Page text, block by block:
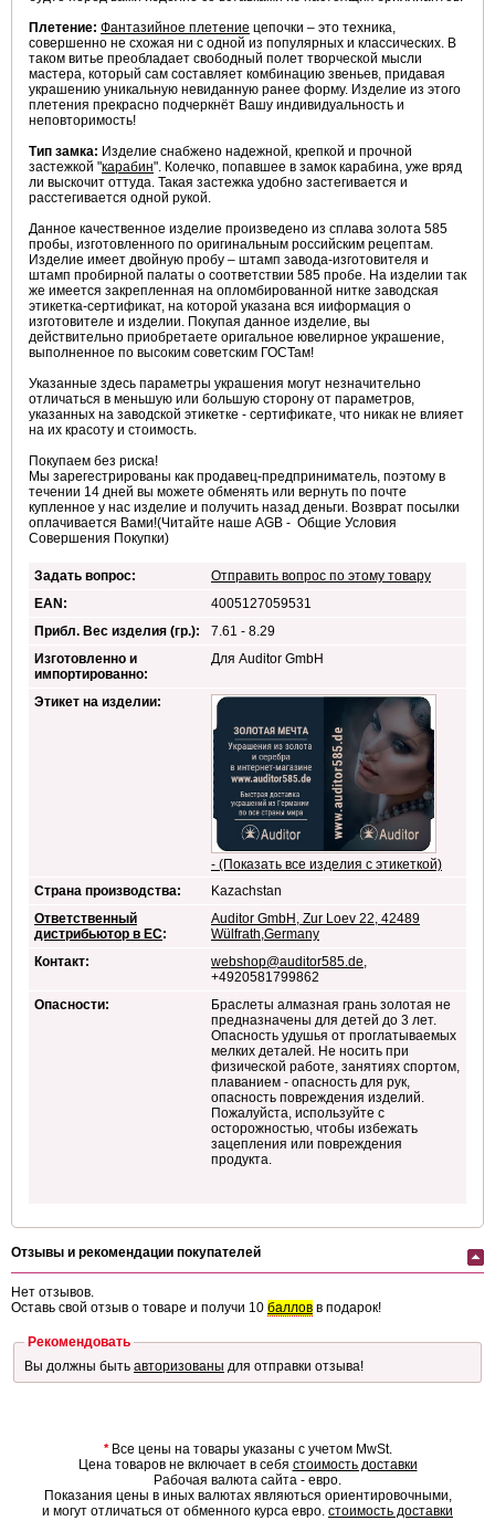
Плетение: Фантазийное плетение цепочки – это техника,
совершенно не схожая ни с одной из популярных и классических. В
таком витье преобладает свободный полет творческой мысли
мастера, который сам составляет комбинацию звеньев, придавая
украшению уникальную невиданную ранее форму. Изделие из этого
плетения прекрасно подчеркнёт Вашу индивидуальность и
неповторимость!
Тип замка: Изделие снабжено надежной, крепкой и прочной
застежкой "карабин". Колечко, попавшее в замок карабина, уже вряд
ли выскочит оттуда. Такая застежка удобно застегивается и
расстегивается одной рукой.
Данное качественное изделие произведено из сплава золота 585
пробы, изготовленного по оригинальным российским рецептам.
Изделие имеет двойную пробу – штамп завода-изготовителя и
штамп пробирной палаты о соответствии 585 пробе. На изделии так
же имеется закрепленная на опломбированной нитке заводская
этикетка-сертификат, на которой указана вся ииформация о
изготовителе и изделии. Покупая данное изделие, вы
действительно приобретаете оригальное ювелирное украшение,
выполненное по высоким советским ГОСТам!
Указанные здесь параметры украшения могут незначительно
отличаться в меньшую или большую сторону от параметров,
указанных на заводской этикетке - сертификате, что никак не влияет
на их красоту и стоимость.
Покупаем без риска!
Мы зарегестрированы как продавец-предприниматель, поэтому в
течении 14 дней вы можете обменять или вернуть по почте
купленное у нас изделие и получить назад деньги. Возврат посылки
оплачивается Вами!(Читайте наше AGB - Общие Условия
Совершения Покупки)
Задать вопрос:
Отправить вопрос по этому товару
EAN:
4005127059531
Прибл. Вес изделия (гр.):
7.61 - 8.29
Изготовленно и
импортированно:
Для Auditor GmbH
Этикет на изделии:
- (Показать все изделия с этикеткой)
Страна производства:
Kazachstan
Ответственный
дистрибьютор в ЕС:
Auditor GmbH, Zur Loev 22, 42489
Wülfrath,Germany
Контакт:
webshop@auditor585.de,
+4920581799862
Опасности:
Браслеты алмазная грань золотая не
предназначены для детей до 3 лет.
Опасность удушья от проглатываемых
мелких деталей. Не носить при
физической работе, занятиях спортом,
плаванием - опасность для рук,
опасность повреждения изделий.
Пожалуйста, используйте с
осторожностью, чтобы избежать
зацепления или повреждения
продукта.
Отзывы и рекомендации покупателей
Нет отзывов.
Оставь свой отзыв о товаре и получи 10 баллов в подарок!
Рекомендовать
Вы должны быть авторизованы для отправки отзыва!
*Все цены на товары указаны с учетом MwSt.
Цена товаров не включает в себя стоимость доставки
Рабочая валюта сайта - евро.
Показания цены в иных валютах являються ориентировочными,
и могут отличаться от обменного курса евро. стоимость доставки